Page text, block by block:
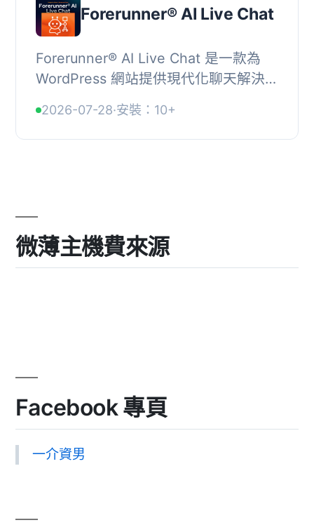
Forerunner® AI Live Chat
Forerunner® AI Live Chat 是一款為
WordPress 網站提供現代化聊天解決方
驅動的對話，並讓使用者完全掌控數據
與使用體驗。...
2026-07-28·安裝：10+
微薄主機費來源
Facebook 專頁
一介資男